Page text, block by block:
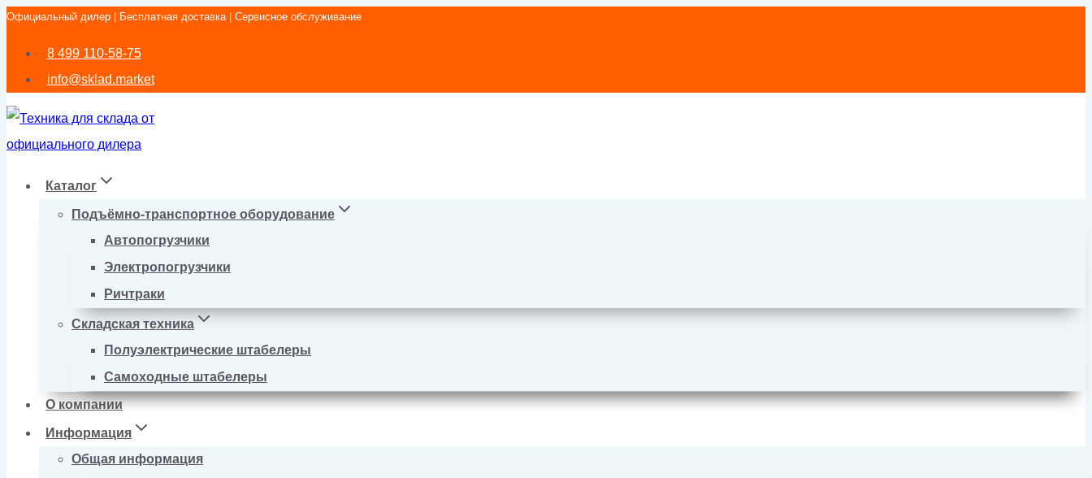
Перейти
Официальный дилер | Бесплатная доставка | Сервисное обслуживание
8 499 110-58-75
info@sklad.market
Каталог
Подъёмно-транспортное оборудование
Автопогрузчики
Электропогрузчики
Ричтраки
Складская техника
Полуэлектрические штабелеры
Самоходные штабелеры
О компании
Информация
Общая информация